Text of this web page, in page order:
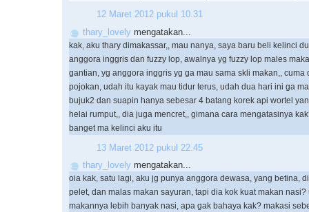
12 Maret 2012 pukul 10.31
thary_lovely mengatakan...
kak, aku thary dimakassar,, mau nanya, saya baru beli kelinci
anggora inggris dan fuzzy lop, awalnya yg fuzzy lop males
gantian, yg anggora inggris yg ga mau sama skli makan,, cuma
pojokan, udah itu kayak mau tidur terus, udah dua hari ini ga
bujuk2 dan suapin hanya sebesar 4 batang korek api wortel
helai rumput,, dia juga mencret,, gimana cara mengatasinya
banget ma kelinci aku itu
13 Maret 2012 pukul 22.45
thary_lovely mengatakan...
oia kak, satu lagi, aku jg punya anggora dewasa, yang betina,
pelet, dan malas makan sayuran, tapi dia kok kuat makan
makannya lebih banyak nasi, apa gak bahaya kak? makasi